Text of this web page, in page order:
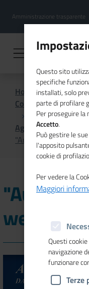
contenuto
Menu
hamburgher
Amministrazione trasparente
Home
Comunicazione
Agenda
"Audit a distanza":
"Audit a
webinar
Questo sito
specifiche
installati, solo
parte di profilare
Per proseguire la
Accetto.
Può gestire le
l'apposito
cookie di
Per vedere la
Maggiori
Questi
navigazione
funzionare
Terze